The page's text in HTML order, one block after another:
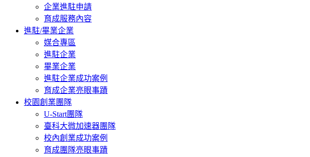
企業進駐申請
育成服務內容
進駐/畢業企業
媒合專區
進駐企業
畢業企業
進駐企業成功案例
育成企業亮眼事蹟
校園創業團隊
U-Start團隊
臺科大微加速器團隊
校內創業成功案例
育成團隊亮眼事蹟